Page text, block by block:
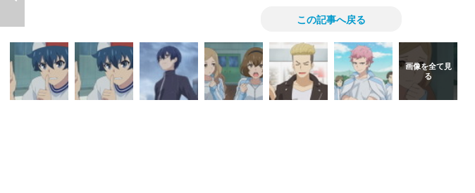
この記事へ戻る